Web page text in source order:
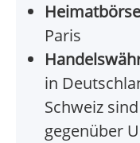
Paris
in
Schweiz
gegenüber